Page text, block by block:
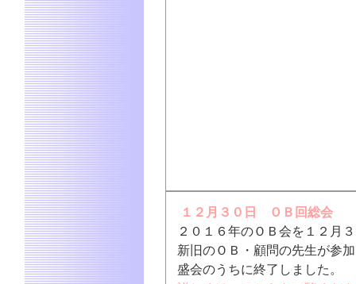
１２月３０日 ＯＢ回総会
２０１６年のＯＢ会を１２月
新旧のＯＢ・顧問の先生が参
盛会のうちに終了しました。